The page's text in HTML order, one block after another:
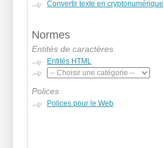
Convertir texte en cryptonumérique
Normes
Entités de caractères
Entités HTML
Polices
Polices pour le Web